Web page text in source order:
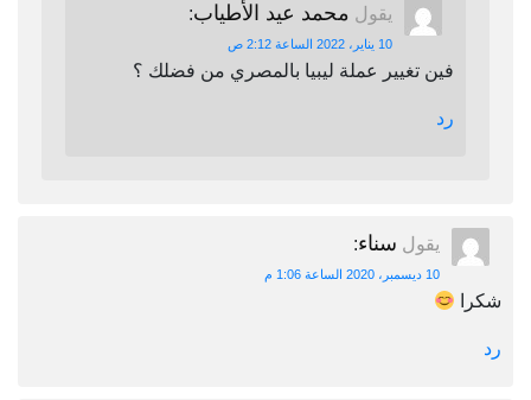
يقول محمد عيد الأطياب:
10 يناير، 2022 الساعة 2:12 ص
فين تغيير عملة ليبيا بالمصري من فضلك ؟
رد
يقول سناء:
10 ديسمبر، 2020 الساعة 1:06 م
شكرا
رد